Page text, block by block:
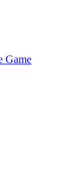
Game